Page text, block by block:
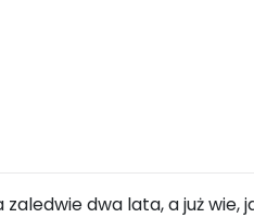
zaledwie dwa lata, a już wie,